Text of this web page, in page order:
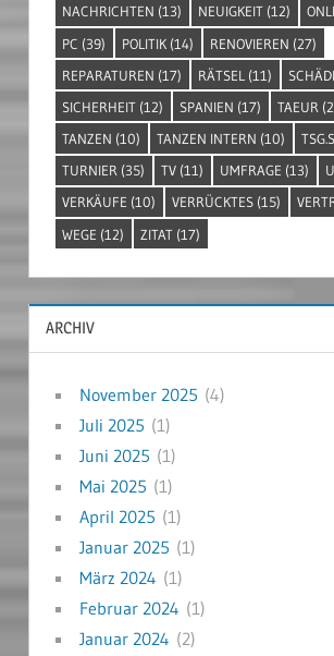
NACHRICHTEN (13) NEUIGKEIT (12)
PC (39) POLITIK (14) RENOVIEREN (27)
REPARATUREN (17) RÄTSEL (11)
SICHERHEIT (12) SPANIEN (17) TAEUR
TANZEN (10) TANZEN INTERN (10)
TURNIER (35) TV (11) UMFRAGE (13)
VERKÄUFE (10) VERRÜCKTES (15)
WEGE (12) ZITAT (17)
ARCHIV
November 2025 (4)
Juli 2025 (1)
Juni 2025 (1)
Mai 2025 (1)
April 2025 (1)
Januar 2025 (1)
März 2024 (1)
Februar 2024 (1)
Januar 2024 (2)